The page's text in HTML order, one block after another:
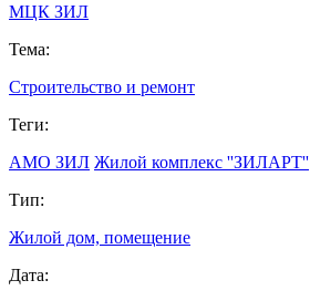
МЦК ЗИЛ
Тема:
Строительство и ремонт
Теги:
АМО ЗИЛ Жилой комплекс ''ЗИЛАРТ''
Тип:
Жилой дом, помещение
Дата: